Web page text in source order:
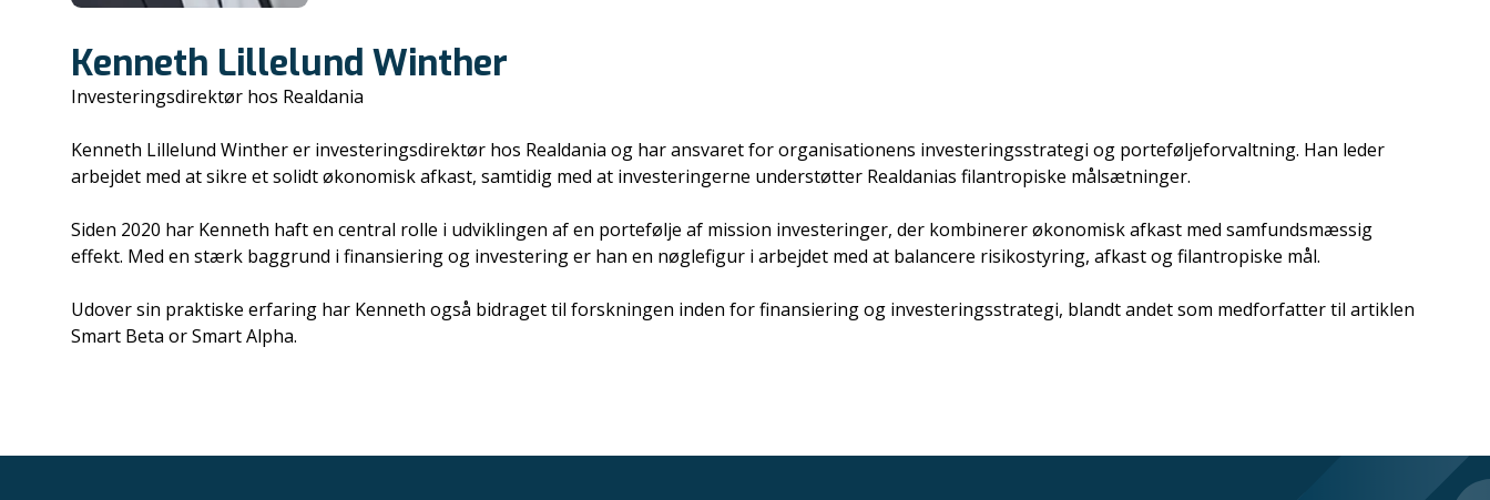
Kenneth Lillelund Winther
Investeringsdirektør hos Realdania
Kenneth Lillelund Winther er investeringsdirektør hos Realdania og har ansvaret for organisationens investeringsstrategi og porteføljeforvaltning. Han leder
arbejdet med at sikre et solidt økonomisk afkast, samtidig med at investeringerne understøtter Realdanias filantropiske målsætninger.
Siden 2020 har Kenneth haft en central rolle i udviklingen af en portefølje af mission investeringer, der kombinerer økonomisk afkast med samfundsmæssig
effekt. Med en stærk baggrund i finansiering og investering er han en nøglefigur i arbejdet med at balancere risikostyring, afkast og filantropiske mål.
Udover sin praktiske erfaring har Kenneth også bidraget til forskningen inden for finansiering og investeringsstrategi, blandt andet som medforfatter til artiklen
Smart Beta or Smart Alpha.